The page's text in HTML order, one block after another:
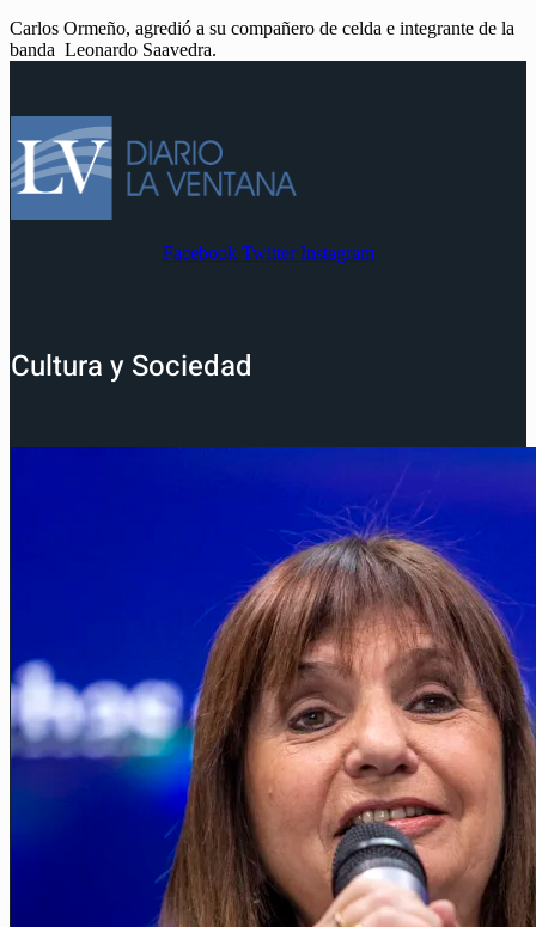
Carlos Ormeño, agredió a su compañero de celda e integrante de la
banda Leonardo Saavedra.
Facebook Twitter Instagram
Cultura y Sociedad